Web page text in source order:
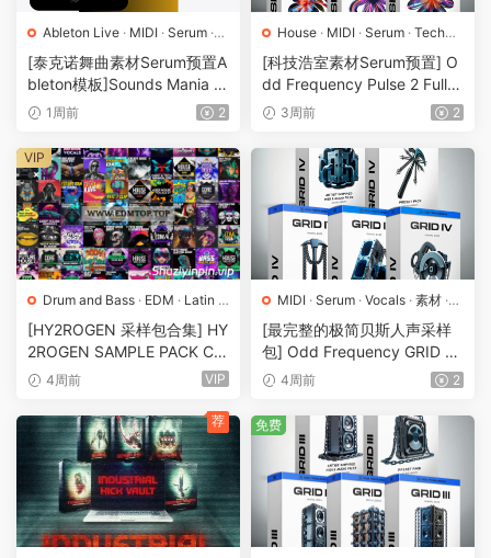
Ableton Live · MIDI · Serum ·
Techno
工程 · 素材 采样·预
置
[泰克诺舞曲素材Serum预置A
bleton模板]Sounds Mania C
assianism Melodic Techno S
8Gb）
1周前 2
House · MIDI · Serum · Tech
House · 素材 · 采样 预置
[科技浩室素材Serum预置] O
dd Frequency Pulse 2 Full B
undle [WAV, MiDi]（885M
3周前 2
Drum and Bass · EDM · Latin ·
Serum · Sylenth1· Tech House
·Techno·Vocals·素材·采样 ·
预置
[HY2ROGEN 采样包合集] HY
2ROGEN SAMPLE PACK CO
LLECTION 2026 [多格式]
4周前 VIP
VIP
MIDI · Serum · Vocals · 素材 ·
采样 · 预置
[最完整的极简贝斯人声采样
包] Odd Frequency GRID 4
Full Bundle [WAV, MiDi, Synt
4周前 2
荐 免费